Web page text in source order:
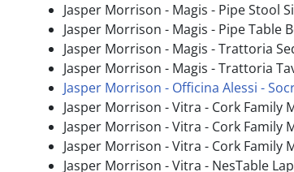
Jasper Morrison - Magis - Pipe Stool
Jasper Morrison - Magis - Pipe Table
Jasper Morrison - Magis - Trattoria
Jasper Morrison - Magis - Trattoria
Jasper Morrison - Officina Alessi -
Jasper Morrison - Vitra - Cork Family
Jasper Morrison - Vitra - Cork Family
Jasper Morrison - Vitra - Cork Family
Jasper Morrison - Vitra - NesTable